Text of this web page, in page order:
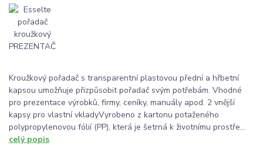
Kroužkový pořadač s transparentní plastovou přední a hřbetní
kapsou umožňuje přizpůsobit pořadač svým potřebám. Vhodné
pro prezentace výrobků, firmy, ceníky, manuály apod. 2 vnější
kapsy pro vlastní vkladyVyrobeno z kartonu potaženého
polypropylenovou fólií (PP), která je šetrná k životnímu prostře...
celý popis